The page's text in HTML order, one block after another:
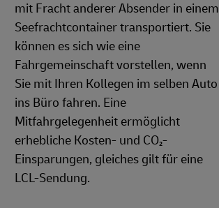
mit Fracht anderer Absender in einem
Seefrachtcontainer transportiert. Sie
können es sich wie eine
Fahrgemeinschaft vorstellen, wenn
Sie mit Ihren Kollegen im selben Auto
ins Büro fahren. Eine
Mitfahrgelegenheit ermöglicht
erhebliche Kosten- und CO₂-
Einsparungen, gleiches gilt für eine
LCL-Sendung.